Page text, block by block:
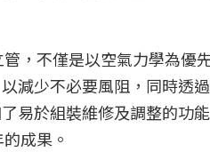
，不僅是以空氣力學為優
減少不必要風阻，同時透
易於組裝維修及調整的功
成果。